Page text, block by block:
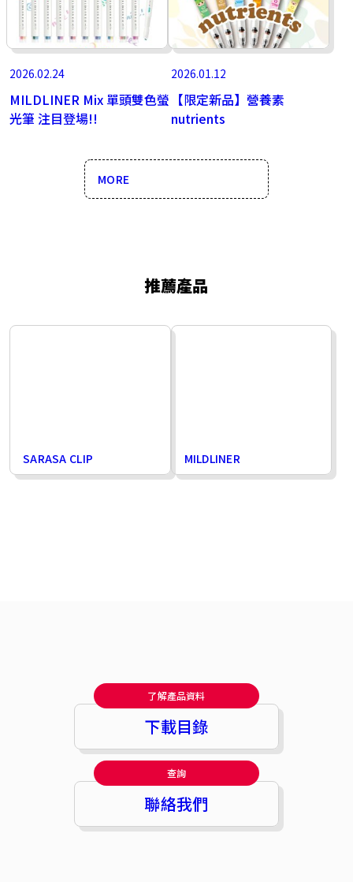
2026.02.24
MILDLINER Mix 單頭雙色螢
光筆 注目登場!!
2026.01.12
【限定新品】營養素
nutrients
MORE
推薦產品
SARASA CLIP MILDLINER
了解產品資料
下載目錄
查詢
聯絡我們